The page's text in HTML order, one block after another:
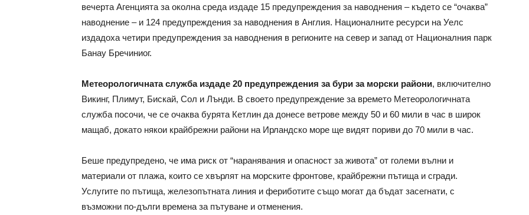
вечерта Агенцията за околна среда издаде 15 предупреждения за наводнения – където се “очаква”
наводнение – и 124 предупреждения за наводнения в Англия. Националните ресурси на Уелс
издадоха четири предупреждения за наводнения в регионите на север и запад от Националния парк
Банау Бречиниог.
Метеорологичната служба издаде 20 предупреждения за бури за морски райони, включително
Викинг, Плимут, Бискай, Сол и Лънди. В своето предупреждение за времето Метеорологичната
служба посочи, че се очаква бурята Кетлин да донесе ветрове между 50 и 60 мили в час в широк
мащаб, докато някои крайбрежни райони на Ирландско море ще видят пориви до 70 мили в час.
Беше предупредено, че има риск от “наранявания и опасност за живота” от големи вълни и
материали от плажа, които се хвърлят на морските фронтове, крайбрежни пътища и сгради.
Услугите по пътища, железопътната линия и фериботите също могат да бъдат засегнати, с
възможни по-дълги времена за пътуване и отменения.